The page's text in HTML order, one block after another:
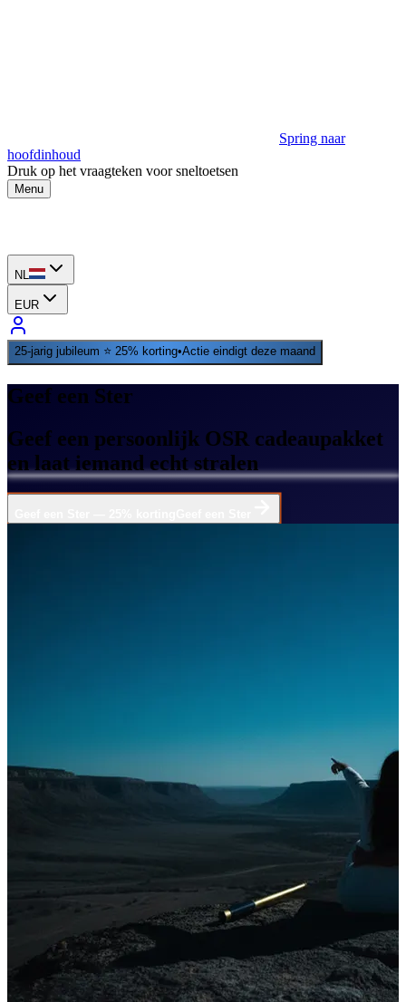
Spring naar
hoofdinhoud
Druk op het vraagteken voor sneltoetsen
Menu
NL
EUR
25‑jarig jubileum ⭐ 25% korting•Actie eindigt deze maand
Geef een Ster
Geef een persoonlijk OSR cadeaupakket
en laat iemand echt stralen